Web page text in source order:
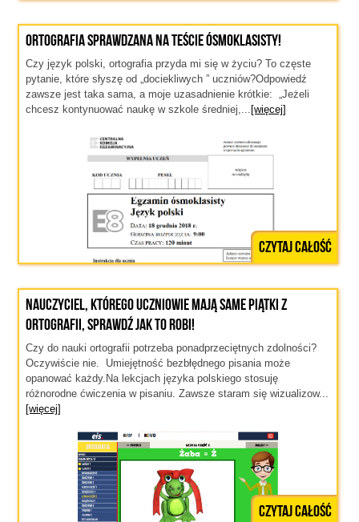
Ortografia sprawdzana na teście ósmoklasisty!
Czy język polski, ortografia przyda mi się w życiu? To częste
pytanie, które słyszę od „dociekliwych ” uczniów?Odpowiedź
zawsze jest taka sama, a moje uzasadnienie krótkie: „Jeżeli
chcesz kontynuować naukę w szkole średniej,... [więcej]
Czytaj całość
Nauczyciel, którego uczniowie mają same piątki z
ortografii, sprawdź jak to robi!
Czy do nauki ortografii potrzeba ponadprzeciętnych zdolności?
Oczywiście nie. Umiejętność bezbłędnego pisania może
opanować każdy.Na lekcjach języka polskiego stosuję
różnorodne ćwiczenia w pisaniu. Zawsze staram się wizualizow...
[więcej]
Czytaj całość